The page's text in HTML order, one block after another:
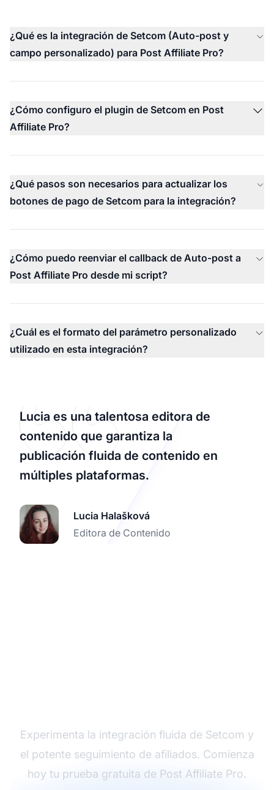
¿Qué es la integración de Setcom (Auto-post y
campo personalizado) para Post Affiliate Pro?
¿Cómo configuro el plugin de Setcom en Post
Affiliate Pro?
¿Qué pasos son necesarios para actualizar los
botones de pago de Setcom para la integración?
¿Cómo puedo reenviar el callback de Auto-post a
Post Affiliate Pro desde mi script?
¿Cuál es el formato del parámetro personalizado
utilizado en esta integración?
Lucia es una talentosa editora de
contenido que garantiza la
publicación fluida de contenido en
múltiples plataformas.
Lucia Halašková
Editora de Contenido
Experimenta la integración fluida de Setcom y
el potente seguimiento de afiliados. Comienza
hoy tu prueba gratuita de Post Affiliate Pro.